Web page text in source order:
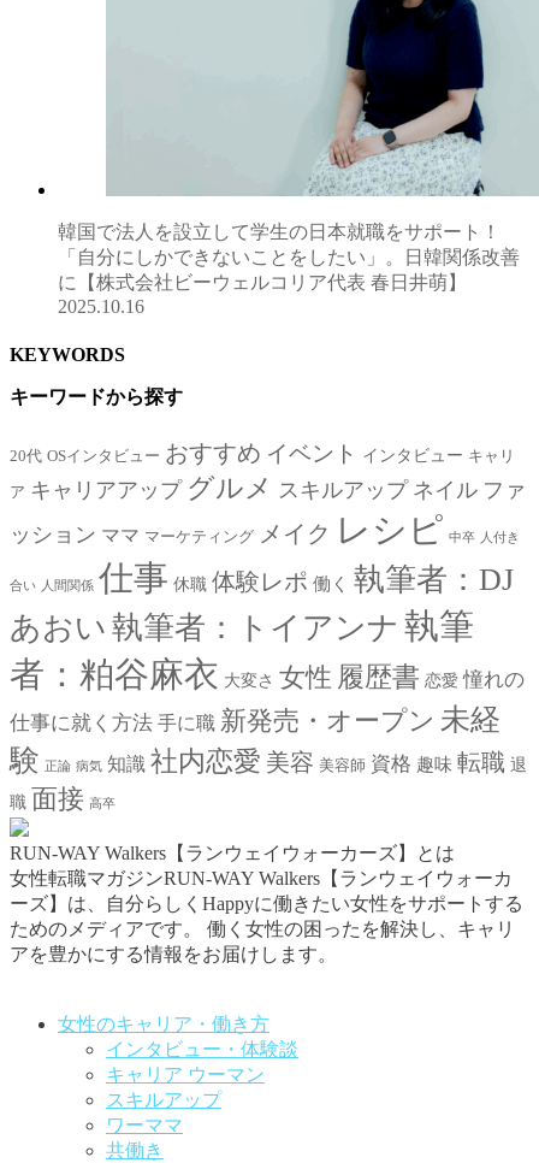
韓国で法人を設立して学生の日本就職をサポート！
「自分にしかできないことをしたい」。日韓関係改善
に【株式会社ビーウェルコリア代表 春日井萌】
2025.10.16
KEYWORDS
キーワードから探す
20代 OSインタビュー おすすめ イベント インタビュー キャリ
ア キャリアアップ グルメ スキルアップ ネイル ファ
ッション ママ マーケティング メイク レシピ 中卒 人付き
合い 人間関係 仕事 休職 体験レポ 働く 執筆者：DJ
あおい 執筆者：トイアンナ 執筆
者：粕谷麻衣 大変さ 女性 履歴書 恋愛 憧れの
仕事に就く方法 手に職 新発売・オープン 未経
験 正論 病気 知識 社内恋愛 美容 美容師 資格 趣味 転職 退
職 面接 高卒
RUN-WAY Walkers【ランウェイウォーカーズ】とは
女性転職マガジンRUN-WAY Walkers【ランウェイウォーカ
ーズ】は、自分らしくHappyに働きたい女性をサポートする
ためのメディアです。
働く女性の困ったを解決し、キャリ
アを豊かにする情報をお届けします。
女性のキャリア・働き方
インタビュー・体験談
キャリア ウーマン
スキルアップ
ワーママ
共働き